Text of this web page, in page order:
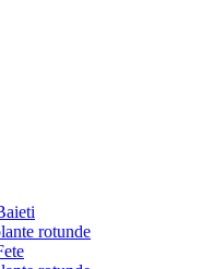
rotunde